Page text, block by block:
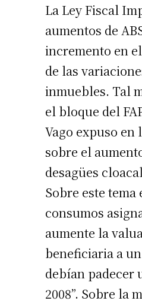
La Ley Fiscal
aumentos de
incremento en
de las
inmuebles. Tal
el bloque del
Vago expuso en
sobre el
desagües
Sobre este
consumos
aumente la
beneficiaria a
debían padecer
2008”. Sobre la